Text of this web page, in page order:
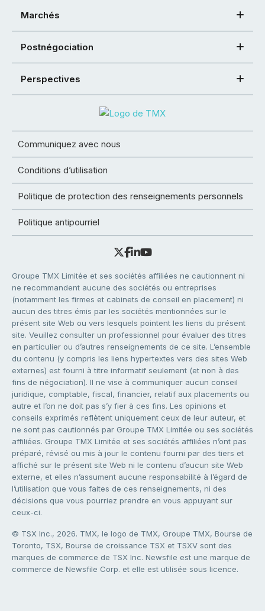
Marchés
Postnégociation
Perspectives
Communiquez avec nous
Conditions d’utilisation
Politique de protection des renseignements personnels
Politique antipourriel
Groupe TMX Limitée et ses sociétés affiliées ne cautionnent ni
ne recommandent aucune des sociétés ou entreprises
(notamment les firmes et cabinets de conseil en placement) ni
aucun des titres émis par les sociétés mentionnées sur le
présent site Web ou vers lesquels pointent les liens du présent
site. Veuillez consulter un professionnel pour évaluer des titres
en particulier ou d’autres renseignements de ce site. L’ensemble
du contenu (y compris les liens hypertextes vers des sites Web
externes) est fourni à titre informatif seulement (et non à des
fins de négociation). Il ne vise à communiquer aucun conseil
juridique, comptable, fiscal, financier, relatif aux placements ou
autre et l’on ne doit pas s’y fier à ces fins. Les opinions et
conseils exprimés reflètent uniquement ceux de leur auteur, et
ne sont pas cautionnés par Groupe TMX Limitée ou ses sociétés
affiliées. Groupe TMX Limitée et ses sociétés affiliées n’ont pas
préparé, révisé ou mis à jour le contenu fourni par des tiers et
affiché sur le présent site Web ni le contenu d’aucun site Web
externe, et elles n’assument aucune responsabilité à l’égard de
l’utilisation que vous faites de ces renseignements, ni des
décisions que vous pourriez prendre en vous appuyant sur
ceux-ci.
© TSX Inc., 2026. TMX, le logo de TMX, Groupe TMX, Bourse de
Toronto, TSX, Bourse de croissance TSX et TSXV sont des
marques de commerce de TSX Inc. Newsfile est une marque de
commerce de Newsfile Corp. et elle est utilisée sous licence.